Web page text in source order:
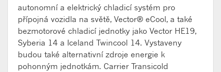
autonomní a elektrický chladicí systém pro
přípojná vozidla na světě, Vector® eCool, a také
bezmotorové chladicí jednotky jako Vector HE19,
Syberia 14 a Iceland Twincool 14. Vystaveny
budou také alternativní zdroje energie k
pohonným jednotkám. Carrier Transicold